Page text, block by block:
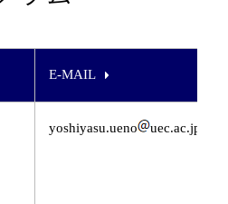
E-MAIL
yoshiyasu.ueno uec.ac.jp